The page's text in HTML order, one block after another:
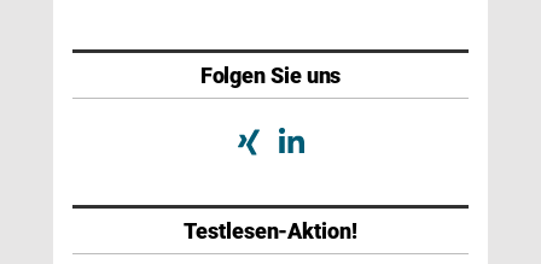
Folgen Sie uns
Testlesen-Aktion!